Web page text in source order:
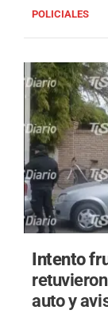
POLICIALES
Intento
auto y